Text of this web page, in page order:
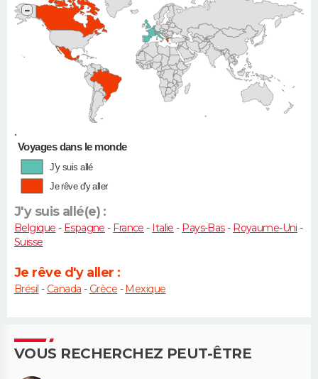
•
−
Voyages dans le monde
J'y suis allé
Je rêve d'y aller
J'y suis allé(e) :
Belgique - Espagne - France - Italie - Pays-Bas- Royaume-Uni -
Suisse
Je rêve d'y aller :
Brésil - Canada - Grèce -Mexique
VOUS RECHERCHEZ PEUT-ÊTRE